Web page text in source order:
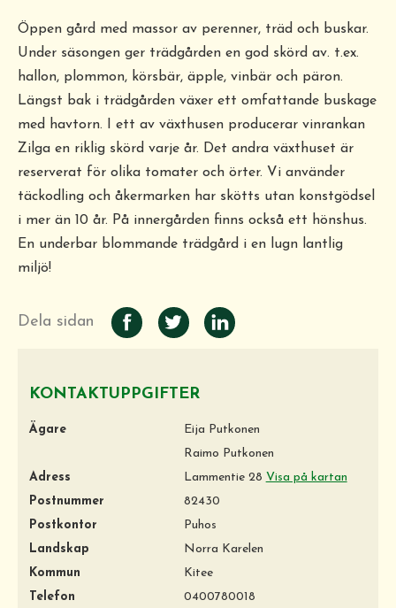
Öppen gård med massor av perenner, träd och buskar.
Under säsongen ger trädgården en god skörd av. t.ex.
hallon, plommon, körsbär, äpple, vinbär och päron.
Längst bak i trädgården växer ett omfattande buskage
med havtorn. I ett av växthusen producerar vinrankan
Zilga en riklig skörd varje år. Det andra växthuset är
reserverat för olika tomater och örter. Vi använder
täckodling och åkermarken har skötts utan konstgödsel
i mer än 10 år. På innergården finns också ett hönshus.
En underbar blommande trädgård i en lugn lantlig
miljö!
Dela sidan
KONTAKTUPPGIFTER
Ägare
Eija Putkonen
Raimo Putkonen
Adress
Lammentie 28 Visa på kartan
Postnummer
82430
Postkontor
Puhos
Landskap
Norra Karelen
Kommun
Kitee
Telefon
0400780018